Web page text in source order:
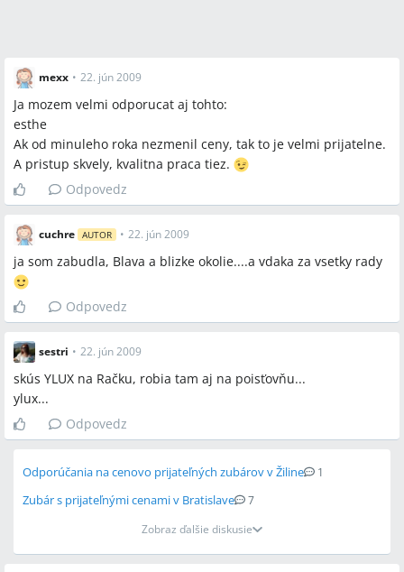
mexx • 22. jún 2009
Ja mozem velmi odporucat aj tohto:
esthe
Ak od minuleho roka nezmenil ceny, tak to je velmi prijatelne.
A pristup skvely, kvalitna praca tiez.
Odpovedz
cuchre AUTOR • 22. jún 2009
ja som zabudla, Blava a blizke okolie....a vdaka za vsetky rady
Odpovedz
sestri • 22. jún 2009
skús YLUX na Račku, robia tam aj na poisťovňu...
ylux...
Odpovedz
Odporúčania na cenovo prijateľných zubárov v Žiline 1
Zubár s prijateľnými cenami v Bratislave
7
Zobraz ďalšie diskusie